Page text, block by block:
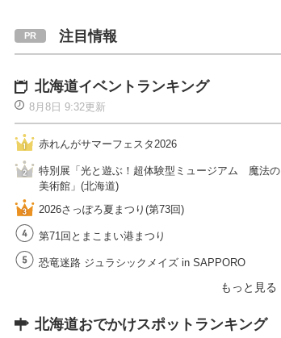
注目情報
北海道イベントランキング
8月8日 9:32更新
赤れんがサマーフェスタ2026
特別展「光と遊ぶ！超体験型ミュージアム 魔法の
美術館」(北海道)
2026さっぽろ夏まつり(第73回)
第71回とまこまい港まつり
恐竜迷路 ジュラシックメイズ in SAPPORO
もっと見る
北海道おでかけスポットランキング